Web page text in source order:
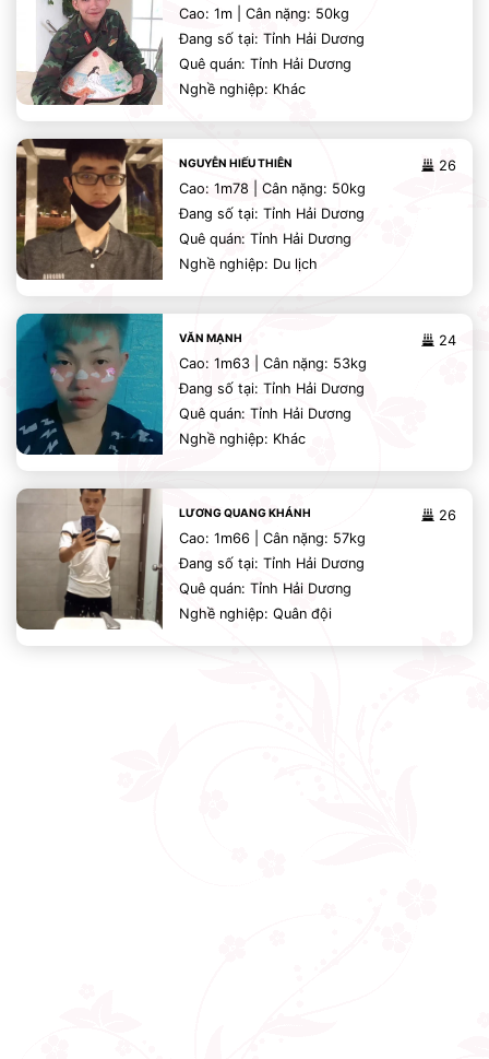
Cao: 1m | Cân nặng: 50kg
Đang số tại: Tỉnh Hải Dương
Quê quán: Tỉnh Hải Dương
Nghề nghiệp: Khác
26
NGUYỄN HIẾU THIÊN
Cao: 1m78 | Cân nặng: 50kg
Đang số tại: Tỉnh Hải Dương
Quê quán: Tỉnh Hải Dương
Nghề nghiệp: Du lịch
24
VĂN MẠNH
Cao: 1m63 | Cân nặng: 53kg
Đang số tại: Tỉnh Hải Dương
Quê quán: Tỉnh Hải Dương
Nghề nghiệp: Khác
26
LƯƠNG QUANG KHÁNH
Cao: 1m66 | Cân nặng: 57kg
Đang số tại: Tỉnh Hải Dương
Quê quán: Tỉnh Hải Dương
Nghề nghiệp: Quân đội